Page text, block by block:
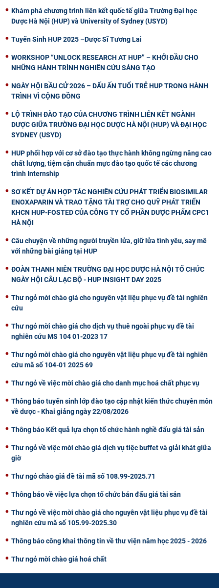
Khám phá chương trình liên kết quốc tế giữa Trường Đại học
Dược Hà Nội (HUP) và University of Sydney (USYD)
Tuyển Sinh HUP 2025 –Dược Sĩ Tương Lai
WORKSHOP “UNLOCK RESEARCH AT HUP” – KHỞI ĐẦU CHO
NHỮNG HÀNH TRÌNH NGHIÊN CỨU SÁNG TẠO
NGÀY HỘI BẦU CỬ 2026 – DẤU ẤN TUỔI TRẺ HUP TRONG HÀNH
TRÌNH VÌ CỘNG ĐỒNG
LỘ TRÌNH ĐÀO TẠO CỦA CHƯƠNG TRÌNH LIÊN KẾT NGÀNH
DƯỢC GIỮA TRƯỜNG ĐẠI HỌC DƯỢC HÀ NỘI (HUP) VÀ ĐẠI HỌC
SYDNEY (USYD)
HUP phối hợp với cơ sở đào tạo thực hành không ngừng nâng cao
chất lượng, tiệm cận chuẩn mực đào tạo quốc tế các chương
trình Internship
SƠ KẾT DỰ ÁN HỢP TÁC NGHIÊN CỨU PHÁT TRIỂN BIOSIMILAR
ENOXAPARIN VÀ TRAO TẶNG TÀI TRỢ CHO QUỸ PHÁT TRIỂN
KHCN HUP-FOSTED CỦA CÔNG TY CỔ PHẦN DƯỢC PHẨM CPC1
HÀ NỘI
Câu chuyện về những người truyền lửa, giữ lửa tình yêu, say mê
với những bài giảng tại HUP
ĐOÀN THANH NIÊN TRƯỜNG ĐẠI HỌC DƯỢC HÀ NỘI TỔ CHỨC
NGÀY HỘI CÂU LẠC BỘ - HUP INSIGHT DAY 2025
Thư ngỏ mời chào giá cho nguyên vật liệu phục vụ đề tài nghiên
cứu
Thư ngỏ mời chào giá cho dịch vụ thuê ngoài phục vụ đề tài
nghiên cứu MS 104 01-2023 17
Thư ngỏ mời chào giá cho nguyên vật liệu phục vụ đề tài nghiên
cứu mã số 104-01 2025 69
Thư ngỏ về việc mời chào giá cho danh mục hoá chất phục vụ
Thông báo tuyển sinh lớp đào tạo cập nhật kiến thức chuyên môn
về dược - Khai giảng ngày 22/08/2026
Thông báo Kết quả lựa chọn tổ chức hành nghề đấu giá tài sản
Thư ngỏ về việc mời chào giá dịch vụ tiệc buffet và giải khát giữa
giờ
Thư ngỏ chào giá đề tài mã số 108.99-2025.71
Thông báo về việc lựa chọn tổ chức bán đấu giá tài sản
Thư ngỏ về việc mời chào giá cho nguyên vật liệu phục vụ đề tài
nghiên cứu mã số 105.99-2025.30
Thông báo công khai thông tin về thư viện năm học 2025 - 2026
Thư ngỏ mời chào giá hoá chất